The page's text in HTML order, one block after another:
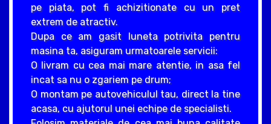
pe piata, pot fi achizitionate cu un pret
extrem de atractiv.
Dupa ce am gasit luneta potrivita pentru
masina ta, asiguram urmatoarele servicii:
O livram cu cea mai mare atentie, in asa fel
incat sa nu o zgariem pe drum;
O montam pe autovehiculul tau, direct la tine
acasa, cu ajutorul unei echipe de specialisti.